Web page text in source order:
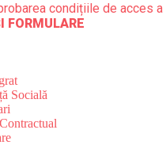
condițiile de acces
FORMULARE
Socială